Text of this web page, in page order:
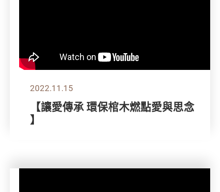
2022.11.15
【讓愛傳承 環保棺木燃點愛與思念
】